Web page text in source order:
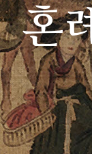
혼